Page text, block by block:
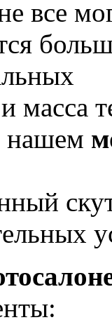
все
и масса
нашем